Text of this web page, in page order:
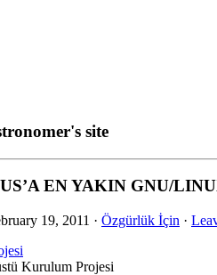
site
EN YAKIN GNU/
19, 2011 · Özgürlük İçin ·
Kurulum Projesi